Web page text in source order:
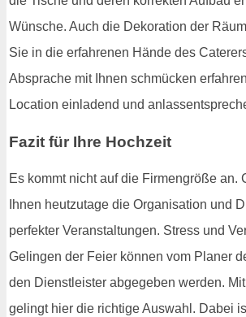
Wünsche. Auch die Dekoration der
Sie in die erfahrenen Hände des
Absprache mit Ihnen schmücken
Location einladend und
Fazit für Ihre Hochzeit
Es kommt nicht auf die Firmengröße an.
Ihnen heutzutage die Organisation und
perfekter Veranstaltungen. Stress und
Gelingen der Feier können vom Planer
den Dienstleister abgegeben werden.
gelingt hier die richtige Auswahl. Dabei